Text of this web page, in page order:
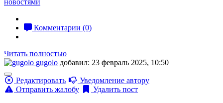
Комментарии (0)
Читать полностью
gugolo добавил: 23 февраль 2025, 10:50
Редактировать
Уведомление автору
Отправить жалобу
Удалить пост